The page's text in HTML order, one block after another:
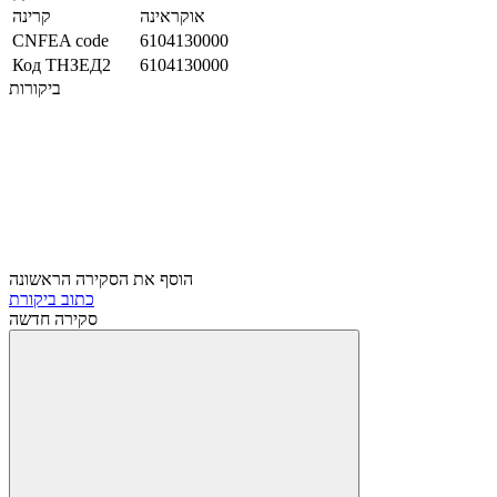
קרינה
אוקראינה
CNFEA code
6104130000
Код ТНЗЕД2
6104130000
ביקורות
הוסף את הסקירה הראשונה
כתוב ביקורת
סקירה חדשה